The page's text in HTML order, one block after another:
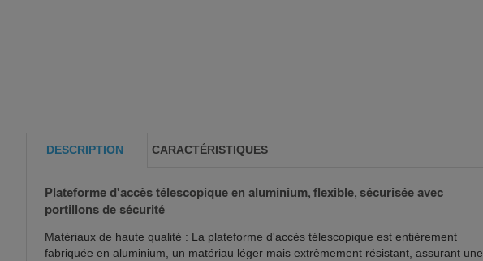
DESCRIPTION
Plateforme d'accès télescopique en aluminium, flexible, sécurisée avec
portillons de sécurité
Matériaux de haute qualité : La plateforme d'accès télescopique est entièrement
fabriquée en aluminium, un matériau léger mais extrêmement résistant, assurant une
CARACTÉRISTIQUES